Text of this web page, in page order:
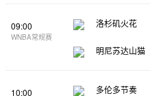
09:00
WNBA常规赛
洛杉矶火花
明尼苏达山猫
10:00 多伦多节奏